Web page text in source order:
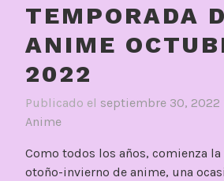
TEMPORADA
ANIME
2022
Publicado el septiembre 30, 2022
Anime
Como todos los años, comienza
otoño-invierno de anime, una